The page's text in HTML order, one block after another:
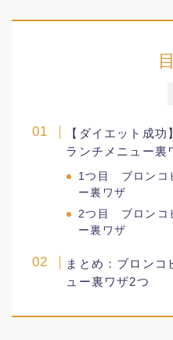
女子スポーツ選手
【ダイエット成
ランチメニュー裏
1つ目 ブロンコ
ー裏ワザ
2つ目 ブロンコ
ー裏ワザ
まとめ：ブロンコ
ュー裏ワザ2つ